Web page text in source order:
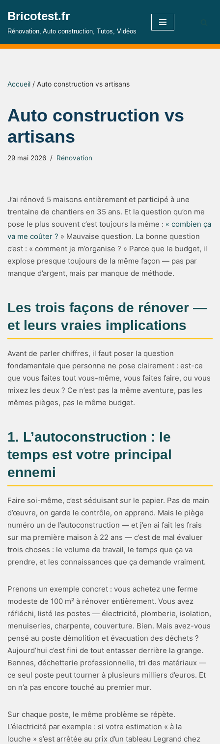
Aller
contenu
Bricotest.fr
Rénovation, Auto construction, Tutos, Vidéos
Accueil / Auto construction vs artisans
Auto construction vs
artisans
29 mai 2026 Rénovation
J’ai rénové 5 maisons entièrement et participé à une
trentaine de chantiers en 35 ans. Et la question qu’on me
pose le plus souvent c’est toujours la même : « combien ça
va me coûter ? » Mauvaise question. La bonne question
c’est : « comment je m’organise ? » Parce que le budget, il
explose presque toujours de la même façon — pas par
manque d’argent, mais par manque de méthode.
Les trois façons de rénover —
et leurs vraies implications
Avant de parler chiffres, il faut poser la question
fondamentale que personne ne pose clairement : est-ce
que vous faites tout vous-même, vous faites faire, ou vous
mixez les deux ? Ce n’est pas la même aventure, pas les
mêmes pièges, pas le même budget.
1. L’autoconstruction : le
temps est votre principal
ennemi
Faire soi-même, c’est séduisant sur le papier. Pas de main
d’œuvre, on garde le contrôle, on apprend. Mais le piège
numéro un de l’autoconstruction — et j’en ai fait les frais
sur ma première maison à 22 ans — c’est de mal évaluer
trois choses : le volume de travail, le temps que ça va
prendre, et les connaissances que ça demande vraiment.
Prenons un exemple concret : vous achetez une ferme
modeste de 100 m² à rénover entièrement. Vous avez
réfléchi, listé les postes — électricité, plomberie, isolation,
menuiseries, charpente, couverture. Bien. Mais avez-vous
pensé au poste démolition et évacuation des déchets ?
Aujourd’hui c’est fini de tout entasser derrière la grange.
Bennes, déchetterie professionnelle, tri des matériaux —
ce seul poste peut tourner à plusieurs milliers d’euros. Et
on n’a pas encore touché au premier mur.
Sur chaque poste, le même problème se répète.
L’électricité par exemple : si votre estimation « à la
louche » s’est arrêtée au prix d’un tableau Legrand chez